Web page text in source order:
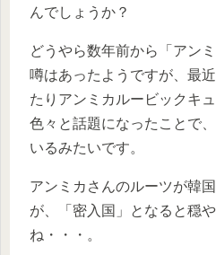
んでしょうか？
どうやら数年前から「アン
噂はあったようですが、最
たりアンミカルービックキ
色々と話題になったことで
いるみたいです。
アンミカさんのルーツが韓
が、「密入国」となると穏
ね・・・。